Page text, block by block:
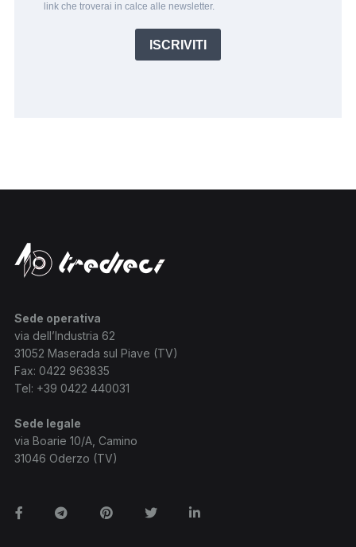
link che troverai in calce alle newsletter.
ISCRIVITI
Sede operativa
via dell’Industria 62
31052 Maserada sul Piave (TV)
Fax: 0422 963835
Tel: +39 0422 440031
Sede legale
via Boarie 10/A, Camino
31046 Oderzo (TV)
FacebookTelegramPinterestTwitterLinkedin